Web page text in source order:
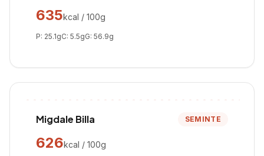
635kcal / 100g
P: 25.1gC: 5.5gG: 56.9g
Migdale Billa SEMINTE
626kcal / 100g